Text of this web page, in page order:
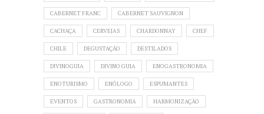
CABERNET FRANC CABERNET SAUVIGNON
CACHAÇA CERVEJAS CHARDONNAY CHEF
CHILE DEGUSTAÇÃO DESTILADOS
DIVINOGUIA DIVINO GUIA ENOGASTRONOMIA
ENOTURISMO ENÓLOGO ESPUMANTES
EVENTOS GASTRONOMIA HARMONIZAÇÃO